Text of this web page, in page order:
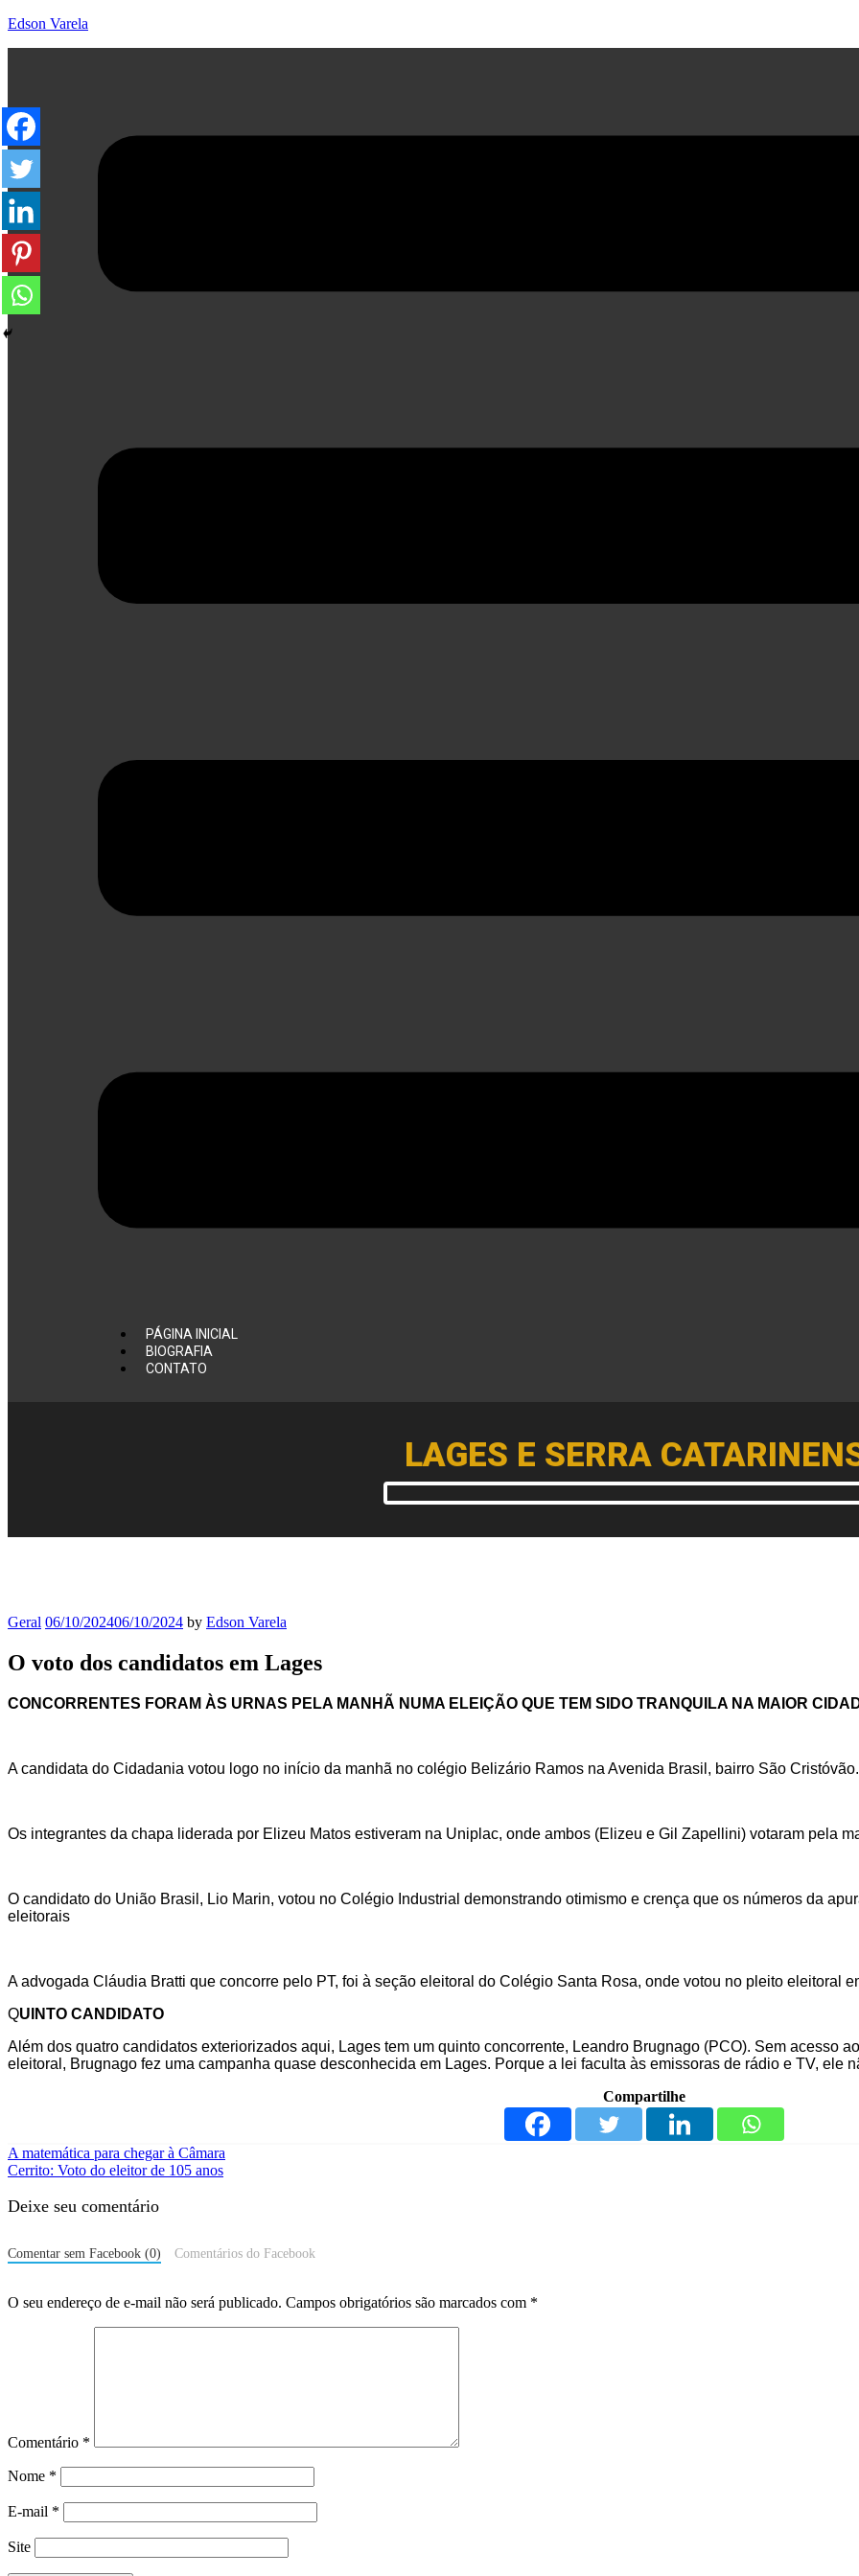
Edson Varela
PÁGINA INICIAL
BIOGRAFIA
CONTATO
LAGES E SERRA
Geral 06/10/202406/10/2024 by Edson Varela
O voto dos candidatos em Lages
CONCORRENTES FORAM ÀS URNAS PELA MANHÃ NUMA ELEIÇÃO QUE TEM SIDO TRANQUILA NA MAIOR
A candidata do Cidadania votou logo no início da manhã no colégio Belizário Ramos na Avenida Brasil, bairro São
Os integrantes da chapa liderada por Elizeu Matos estiveram na Uniplac, onde ambos (Elizeu e Gil Zapellini) votaram pela
O candidato do União Brasil, Lio Marin, votou no Colégio Industrial demonstrando otimismo e crença que os números da
eleitorais
A advogada Cláudia Bratti que concorre pelo PT, foi à seção eleitoral do Colégio Santa Rosa, onde votou no pleito eleitoral
QUINTO CANDIDATO
Além dos quatro candidatos exteriorizados aqui, Lages tem um quinto concorrente, Leandro Brugnago (PCO). Sem acesso
eleitoral, Brugnago fez uma campanha quase desconhecida em Lages. Porque a lei faculta às emissoras de rádio e TV, ele
Compartilhe
A matemática para chegar à Câmara
Cerrito: Voto do eleitor de 105 anos
Deixe seu comentário
Comentar sem Facebook (0) Comentários do Facebook
O seu endereço de e-mail não será publicado. Campos obrigatórios são marcados com *
Comentário *
Nome *
E-mail *
Site